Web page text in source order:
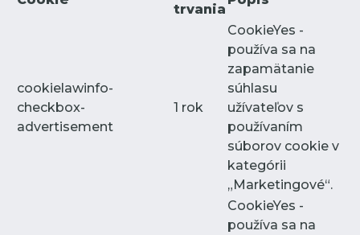
trvania
cookielawinfo-
checkbox-
advertisement
1 rok
CookieYes -
používa sa na
zapamätanie
súhlasu
užívateľov s
používaním
súborov cookie v
kategórii
„Marketingové“.
CookieYes -
používa sa na